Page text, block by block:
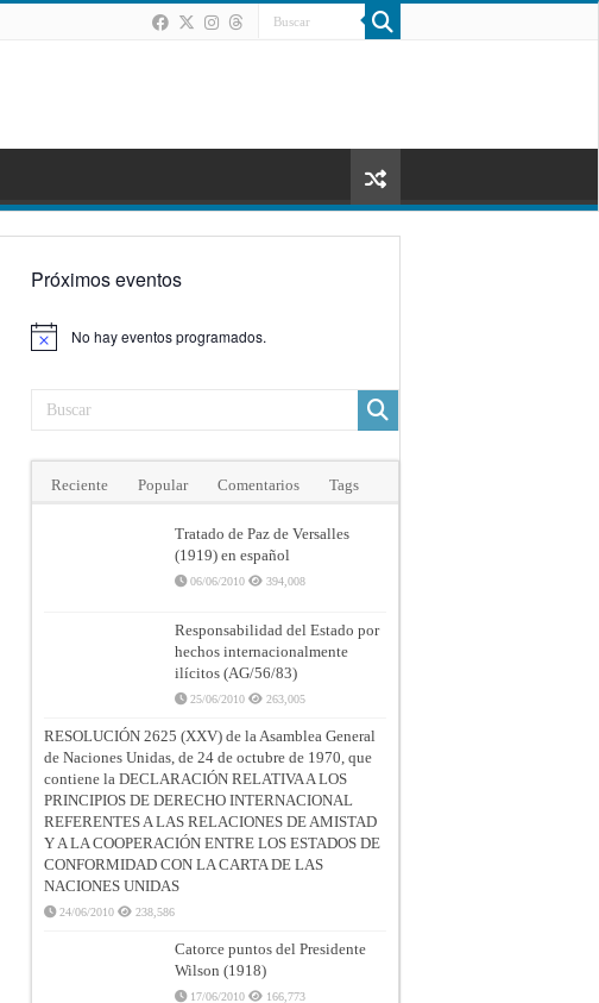
Próximos eventos
Aviso No hay eventos programados.
Reciente Popular Comentarios Tags
Tratado de Paz de Versalles
(1919) en español
06/06/2010 394,008
Responsabilidad del Estado por
hechos internacionalmente
ilícitos (AG/56/83)
25/06/2010 263,005
RESOLUCIÓN 2625 (XXV) de la Asamblea General
de Naciones Unidas, de 24 de octubre de 1970, que
contiene la DECLARACIÓN RELATIVA A LOS
PRINCIPIOS DE DERECHO INTERNACIONAL
REFERENTES A LAS RELACIONES DE AMISTAD
Y A LA COOPERACIÓN ENTRE LOS ESTADOS DE
CONFORMIDAD CON LA CARTA DE LAS
NACIONES UNIDAS
24/06/2010 238,586
Catorce puntos del Presidente
Wilson (1918)
17/06/2010 166,773